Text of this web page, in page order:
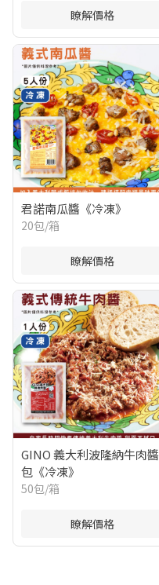
瞭解價格
君諾南瓜醬《冷凍》
20包/箱
瞭解價格
GINO 義大利波隆納牛肉醬
包《冷凍》
50包/箱
瞭解價格